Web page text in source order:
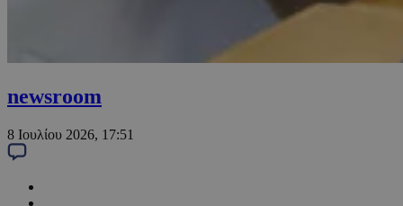
newsroom
8 Ιουλίου 2026, 17:51